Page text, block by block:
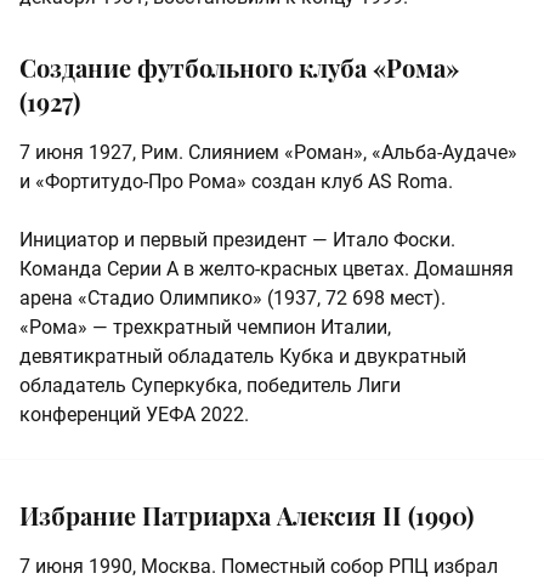
Создание футбольного клуба «Рома»
(1927)
7 июня 1927, Рим. Слиянием «Роман», «Альба-Аудаче»
и «Фортитудо-Про Рома» создан клуб AS Roma.
Инициатор и первый президент — Итало Фоски.
Команда Серии А в желто-красных цветах. Домашняя
арена «Стадио Олимпико» (1937, 72 698 мест).
«Рома» — трехкратный чемпион Италии,
девятикратный обладатель Кубка и двукратный
обладатель Суперкубка, победитель Лиги
конференций УЕФА 2022.
Избрание Патриарха Алексия II (1990)
7 июня 1990, Москва. Поместный собор РПЦ избрал